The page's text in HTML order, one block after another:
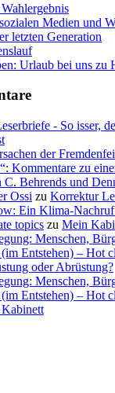
Medien und
letzten Generation
Urlaub bei uns zu
- So isser,
der
Kommentare zu
C. Behrends und
Ossi zu Korrektur
Ein Klima-
topics zu Mein
Menschen,
Entstehen) – Hot
oder Abrüstung?
Menschen,
Entstehen) – Hot